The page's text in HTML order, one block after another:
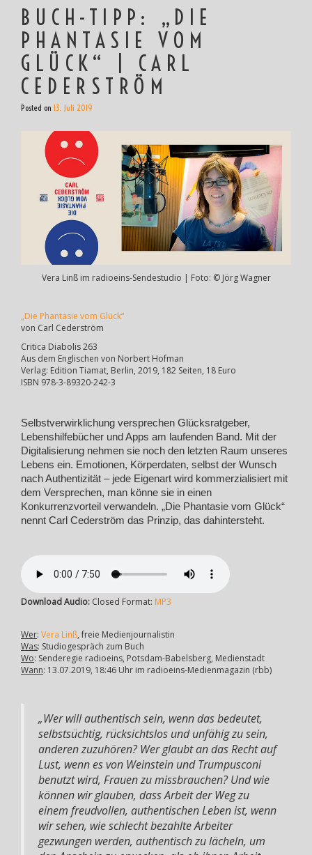
BUCH-TIPP: „DIE
PHANTASIE VOM
GLÜCK“ | CARL
CEDERSTRÖM
Posted on 13. Juli 2019
Vera Linß im radioeins-Sendestudio | Foto: © Jörg Wagner
„Die Phantasie vom Glück“
von Carl Cederström
Critica Diabolis 263
Aus dem Englischen von Norbert Hofman
Verlag: Edition Tiamat, Berlin, 2019, 182 Seiten, 18 Euro
ISBN 978-3-89320-242-3
Selbstverwirklichung versprechen Glücksratgeber,
Lebenshilfebücher und Apps am laufenden Band. Mit der
Digitalisierung nehmen sie noch den letzten Raum unseres
Lebens ein. Emotionen, Körperdaten, selbst der Wunsch
nach Authentizität – jede Eigenart wird kommerzialisiert mit
dem Versprechen, man könne sie in einen
Konkurrenzvorteil verwandeln. „Die Phantasie vom Glück“
nennt Carl Cederström das Prinzip, das dahintersteht.
Download Audio: Closed Format: MP3
Wer: Vera Linß, freie Medienjournalistin
Was: Studiogespräch zum Buch
Wo: Senderegie radioeins, Potsdam-Babelsberg, Medienstadt
Wann: 13.07.2019, 18:46 Uhr im radioeins-Medienmagazin (rbb)
„Wer will authentisch sein, wenn das bedeutet,
selbstsüchtig, rücksichtslos und unfähig zu sein,
anderen zuzuhören? Wer glaubt an das Recht auf
Lust, wenn es von Weinstein und Trumpusconi
benutzt wird, Frauen zu missbrauchen? Und wie
können wir glauben, dass Arbeit der Weg zu
einem freudvollen, authentischen Leben ist, wenn
wir sehen, wie schlecht bezahlte Arbeiter
gezwungen werden, authentisch zu lächeln, um